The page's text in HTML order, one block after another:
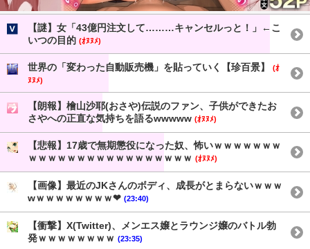
【謎】女「43億円注文して………キャンセルっと！」←こ
いつの目的 (ｵﾇﾇﾒ)
世界の「変わった自動販売機」を貼っていく【珍百景】
(ｵ
ﾇﾇﾒ)
【朗報】檜山沙耶(おさや)伝説のファン、子供ができたお
さやへの正直な気持ちを語るwwwww (ｵﾇﾇﾒ)
【悲報】17歳で無期懲役になった奴、怖いｗｗｗｗｗｗｗ
ｗｗｗｗｗｗｗｗｗｗｗｗｗｗｗｗｗ (ｵﾇﾇﾒ)
【画像】最近のJKさんのボディ、成長がとまらないｗｗｗ
wｗｗｗｗｗｗｗｗ❤ (23:40)
【衝撃】X(Twitter)、メンエス嬢とラウンジ嬢のバトル勃
発ｗｗｗｗｗｗｗｗ (23:35)